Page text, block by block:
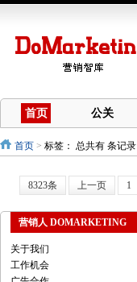
首页 公关
首页 > 标签： 总共有 条记录
8323条 上一页 1
营销人 DOMARKETING
关于我们
工作机会